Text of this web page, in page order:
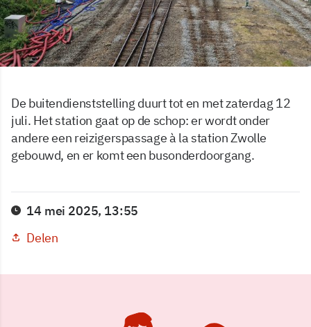
De buitendienststelling duurt tot en met zaterdag 12
juli. Het station gaat op de schop: er wordt onder
andere een reizigerspassage à la station Zwolle
gebouwd, en er komt een busonderdoorgang.
14 mei 2025, 13:55
Delen